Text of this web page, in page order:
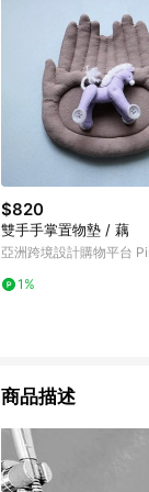
$820
雙手手掌置物墊 / 藕
亞洲跨境設計購物平台
1%
商品描述